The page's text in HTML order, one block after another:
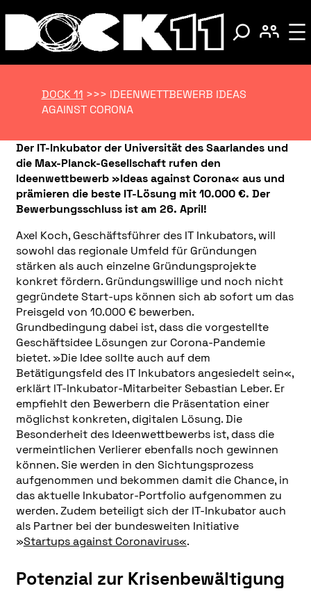
DOCK 11 >>> IDEENWETTBEWERB IDEAS
AGAINST CORONA
Der IT-Inkubator der Universität des Saarlandes und
die Max-Planck-Gesellschaft rufen den
Ideenwettbewerb »Ideas against Corona« aus und
prämieren die beste IT-Lösung mit 10.000 €. Der
Bewerbungsschluss ist am 26. April!
Axel Koch, Geschäftsführer des IT Inkubators, will
sowohl das regionale Umfeld für Gründungen
stärken als auch einzelne Gründungsprojekte
konkret fördern. Gründungswillige und noch nicht
gegründete Start-ups können sich ab sofort um das
Preisgeld von 10.000 € bewerben.
Grundbedingung dabei ist, dass die vorgestellte
Geschäftsidee Lösungen zur Corona-Pandemie
bietet. »Die Idee sollte auch auf dem
Betätigungsfeld des IT Inkubators angesiedelt sein«,
erklärt IT-Inkubator-Mitarbeiter Sebastian Leber. Er
empfiehlt den Bewerbern die Präsentation einer
möglichst konkreten, digitalen Lösung. Die
Besonderheit des Ideenwettbewerbs ist, dass die
vermeintlichen Verlierer ebenfalls noch gewinnen
können. Sie werden in den Sichtungsprozess
aufgenommen und bekommen damit die Chance, in
das aktuelle Inkubator-Portfolio aufgenommen zu
werden. Zudem beteiligt sich der IT-Inkubator auch
als Partner bei der bundesweiten Initiative
»Startups against Coronavirus«.
Potenzial zur Krisenbewältigung